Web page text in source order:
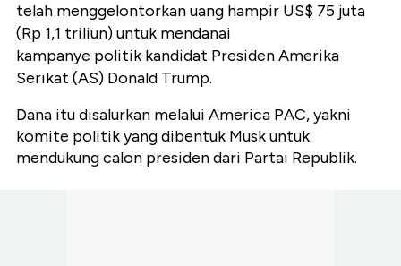
telah menggelontorkan uang hampir US$ 75 juta
(Rp 1,1 triliun) untuk mendanai
kampanye politik kandidat Presiden Amerika
Serikat (AS) Donald Trump.
Dana itu disalurkan melalui America PAC, yakni
komite politik yang dibentuk Musk untuk
mendukung calon presiden dari Partai Republik.